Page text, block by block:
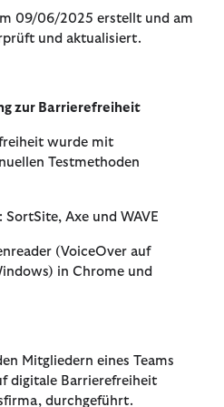
09/06/2025 erstellt und am
und aktualisiert.
zur Barrierefreiheit
wurde mit
Testmethoden
Axe und WAVE
(VoiceOver auf
in Chrome und
Mitgliedern eines Teams
digitale Barrierefreiheit
durchgeführt.